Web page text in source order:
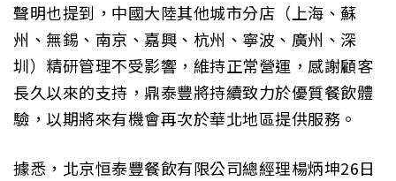
聲明也提到，中國大陸其他城市分店（上海、蘇
州、無錫、南京、嘉興、杭州、寧波、廣州、深
圳）精研管理不受影響，維持正常營運，感謝顧客
長久以來的支持，鼎泰豐將持續致力於優質餐飲體
驗，以期將來有機會再次於華北地區提供服務。
據悉，北京恒泰豐餐飲有限公司總經理楊炳坤26日